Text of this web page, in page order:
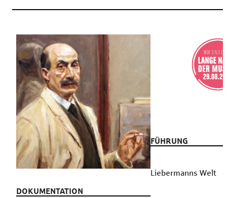
DOKUMENTATION
FÜHRUNG
Liebermanns Welt